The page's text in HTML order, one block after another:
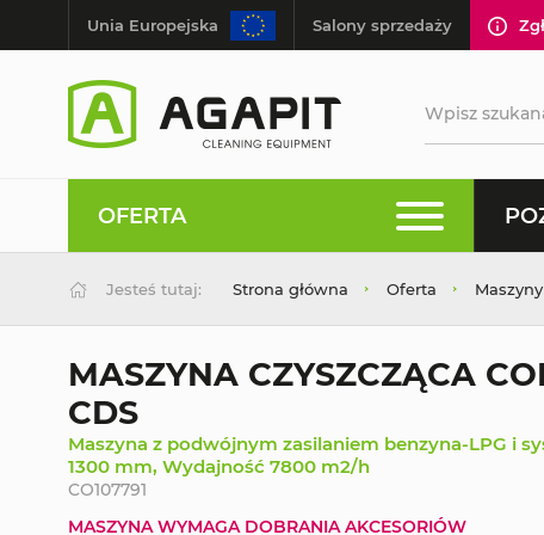
Unia Europejska Salony sprzedaży
OFERTA
Jesteś tutaj: Strona główna Oferta
MASZYNA CZYSZCZĄCA
CDS
Maszyna z podwójnym zasilaniem benzyna-LPG i
1300 mm, Wydajność 7800 m2/h
CO107791
MASZYNA WYMAGA DOBRANIA AKCESORIÓW